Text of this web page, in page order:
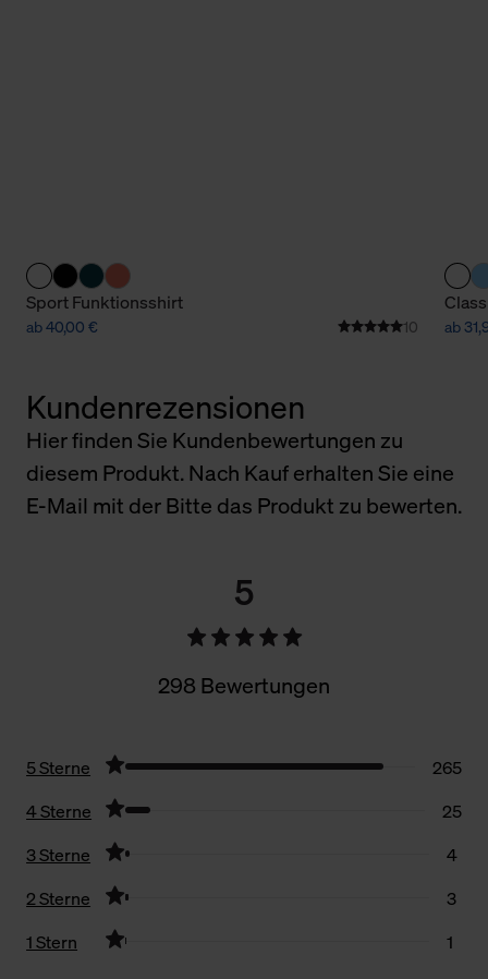
Sport Funktionsshirt
ab 40,00 € 10 ab
Kundenrezensionen
Hier finden Sie Kundenbewertungen zu
diesem Produkt. Nach Kauf erhalten Sie eine
E-Mail mit der Bitte das Produkt zu bewerten.
5
298 Bewertungen
5 Sterne
265
4 Sterne
25
3 Sterne
4
2 Sterne
3
1 Stern
1